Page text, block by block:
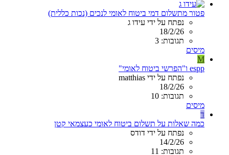
פטור מתשלום דמי ביטוח לאומי לנכים (נכות כללית)
נפתח על ידי עידו ג
18/2/26
תגובות: 3
מיסים
M
espp ו"הפרשי ביטוח לאומי"
נפתח על ידי matthias
18/2/26
תגובות: 10
מיסים
ד
כמה שאלות על תשלום ביטוח לאומי כעצמאי קטן
נפתח על ידי דודס
14/2/26
תגובות: 11